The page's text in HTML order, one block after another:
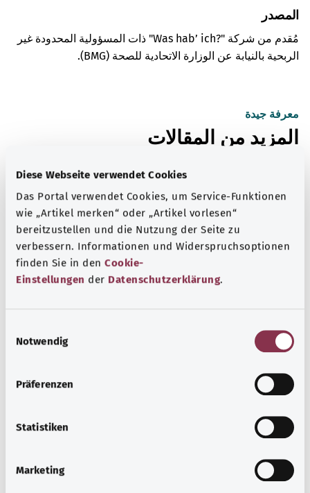
Diese Webseite verwendet Cookies
Das Portal verwendet Cookies, um Service-Funktionen
wie „Artikel merken“ oder „Artikel vorlesen“
bereitzustellen und die Nutzung der Seite zu
verbessern. Informationen und Widerspruchsoptionen
finden Sie in den Cookie-
Einstellungen der Datenschutzerklärung.
Notwendig
Präferenzen
Statistiken
Marketing
المصدر
مُقدم من شركة "Was hab’ ich?‎" ذات المسؤولية المحدودة غير
الربحية بالنيابة عن الوزارة الاتحادية للصحة (BMG).
معرفة جيدة
المزيد من المقالات
قصور الغدة الدرقية
في حالة قصور الغدة الدرقية، لا تفرز الغدة الدرقية سوى عدد
قليل جدًا من الهرمونات. مما يُبطئ عملية التمثيل الغذائي. غالبًا ما
بالإمساك.